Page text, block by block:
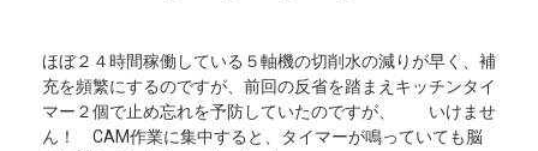
ほぼ２４時間稼働している５軸機の切削水の減りが早く、補
充を頻繁にするのですが、前回の反省を踏まえキッチンタイ
マー２個で止め忘れを予防していたのですが、 いけませ
ん！ CAM作業に集中すると、タイマーが鳴っていても脳